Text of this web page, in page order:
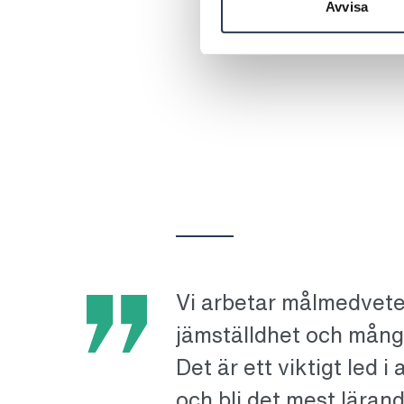
Avvisa
Vi arbetar
jämställdhet och
Det är ett viktigt led i